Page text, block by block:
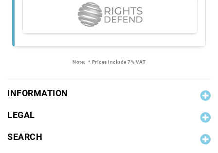
Note: * Prices include 7% VAT
INFORMATION
LEGAL
SEARCH